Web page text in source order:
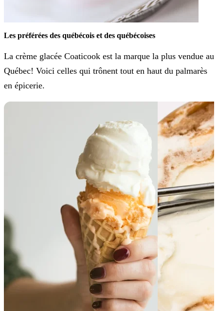
Les préférées des québécois et des québécoises
La crème glacée Coaticook est la marque la plus vendue au
Québec! Voici celles qui trônent tout en haut du palmarès
en épicerie.